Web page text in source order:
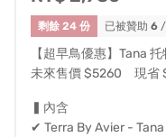
畫，秉持著「以自然
神，將大自然的美與
品理念中，我們期望
態度，為友善環境多
剩餘 24 份 已被贊助 6
【超早鳥優惠】Tana
未來售價 $5260 現省
▍內含
✔ Terra By Avier - Tana